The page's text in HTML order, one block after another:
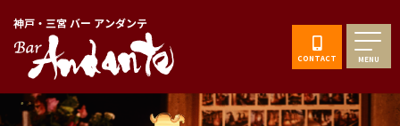
神戸・三宮 バー アンダンテ
CONTACT MENU